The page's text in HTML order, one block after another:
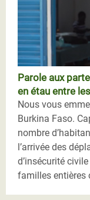
Parole aux
en étau entre
Nous vous
Burkina Faso.
nombre
l’arrivée des
d’insécurité
familles entières